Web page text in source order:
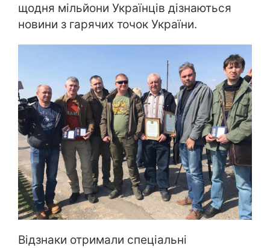
щодня мільйони Українців дізнаються
новини з гарячих точок України.
Відзнаки отримали спеціальні